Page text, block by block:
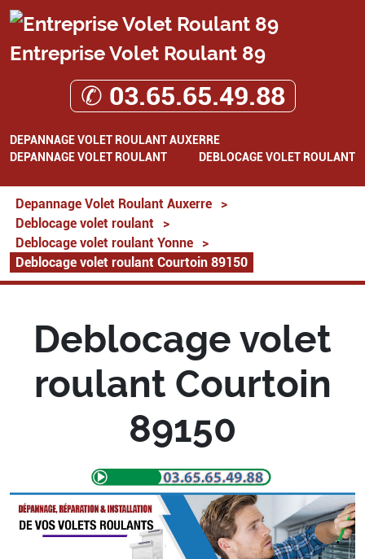
Entreprise Volet Roulant 89
✆ 03.65.65.49.88
DEPANNAGE VOLET ROULANT AUXERRE
DEPANNAGE VOLET ROULANT
DEBLOCAGE VOLET ROULANT
Depannage Volet Roulant Auxerre
>
Deblocage volet roulant
>
Deblocage volet roulant Yonne
>
Deblocage volet roulant Courtoin 89150
Deblocage volet
roulant Courtoin
89150